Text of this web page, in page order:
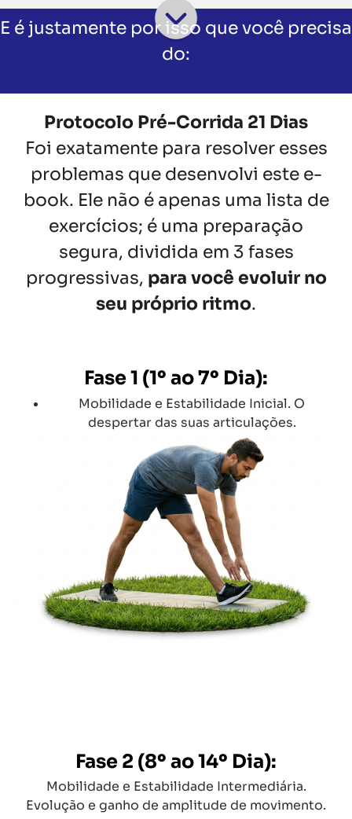
E é justamente por isso que você precisa
do:
Protocolo Pré-Corrida 21 Dias
Foi exatamente para resolver esses
problemas que desenvolvi este e-
book. Ele não é apenas uma lista de
exercícios; é uma preparação
segura, dividida em 3 fases
progressivas, para você evoluir no
seu próprio ritmo.
Fase 1 (1º ao 7º Dia):
Mobilidade e Estabilidade Inicial. O
despertar das suas articulações.
Fase 2 (8º ao 14º Dia):
Mobilidade e Estabilidade Intermediária.
Evolução e ganho de amplitude de movimento.